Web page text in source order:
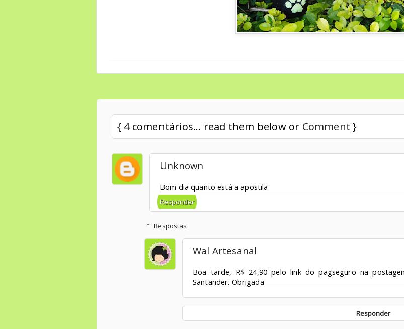
{ 4 comentários... read them below or Comment }
Unknown
Bom dia quanto está a apostila
Responder
Respostas
Wal Artesanal
Boa tarde, R$ 24,90 pelo link do pagseguro na
Santander. Obrigada
Responder